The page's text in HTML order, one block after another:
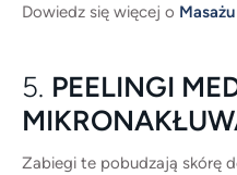
Dowiedz się więcej o
5. PEELINGI
Zabiegi te pobudzają skórę